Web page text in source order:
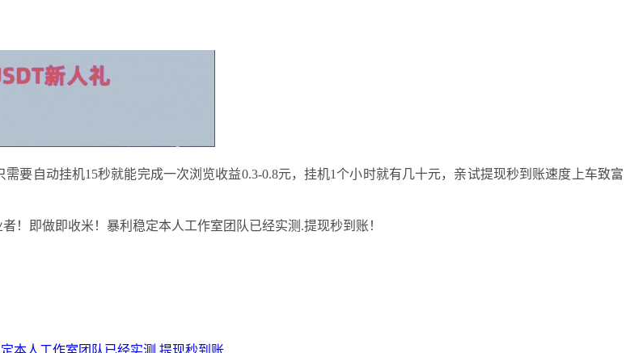
要自动挂机15秒就能完成一次浏览收益0.3-0.8元，挂机1个小时就有几十元，亲试提现秒到账速度上车致富
！即做即收米！暴利稳定本人工作室团队已经实测.提现秒到账！